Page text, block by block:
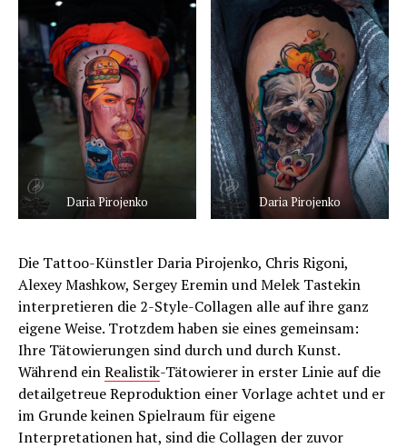
Daria Pirojenko Daria Pirojenko
Die Tattoo-Künstler Daria Pirojenko, Chris Rigoni,
Alexey Mashkow, Sergey Eremin und Melek Tastekin
interpretieren die 2-Style-Collagen alle auf ihre ganz
eigene Weise. Trotzdem haben sie eines gemeinsam:
Ihre Tätowierungen sind durch und durch Kunst.
Während einRealistik-Tätowierer in erster Linie auf die
detailgetreue Reproduktion einer Vorlage achtet und er
im Grunde keinen Spielraum für eigene
Interpretationen hat, sind die Collagen der zuvor